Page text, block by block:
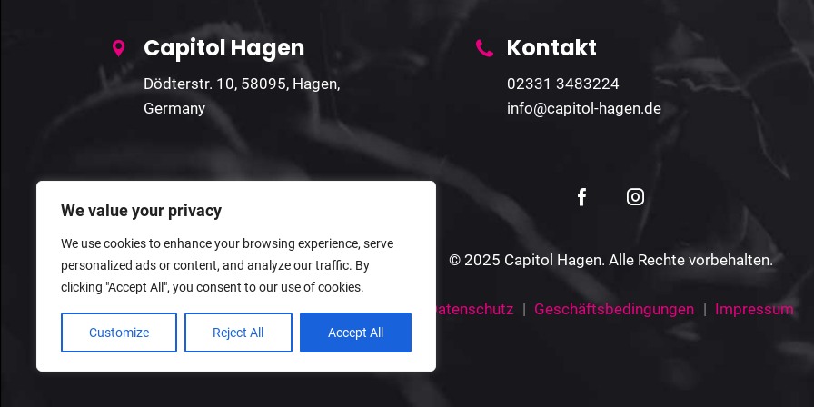
We value your privacy
We use cookies to enhance your browsing experience, serve
personalized ads or content, and analyze our traffic. By
clicking "Accept All", you consent to our use of cookies.
Customize Reject All Accept All
Capitol Hagen
Dödterstr. 10, 58095, Hagen,
Germany
Kontakt
02331 3483224
info@capitol-hagen.de
© 2025 Capitol Hagen. Alle Rechte vorbehalten.
Datenschutz Geschäftsbedingungen Impressum